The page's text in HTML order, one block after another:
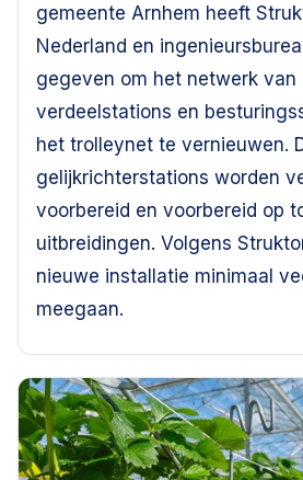
gemeente Arnhem heeft
Nederland en
gegeven om het netwerk van
verdeelstations en
het trolleynet te vernieuwen.
gelijkrichterstations worden
voorbereid en voorbereid op
uitbreidingen. Volgens
nieuwe installatie minimaal
meegaan.